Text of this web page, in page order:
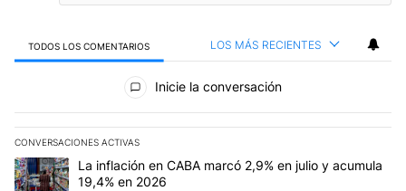
TODOS LOS COMENTARIOS LOS MÁS RECIENTES
Todos los comentarios
Inicie la conversación
CONVERSACIONES ACTIVAS
Este listado muestra los artículos con más comentarios en los
Un artículo de tendencia con el título "La inflación en CABA
La inflación en CABA marcó 2,9% en julio y acumula
19,4% en 2026